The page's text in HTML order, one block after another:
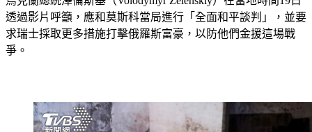
透過影片呼籲，應和莫斯科當局進行「全面和平談判」，並要
求瑞士採取更多措施打擊俄羅斯富豪，以防他們金援這場戰
爭。